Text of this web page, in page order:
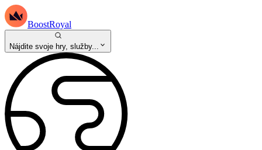
BoostRoyal
Nájdite svoje hry, služby...